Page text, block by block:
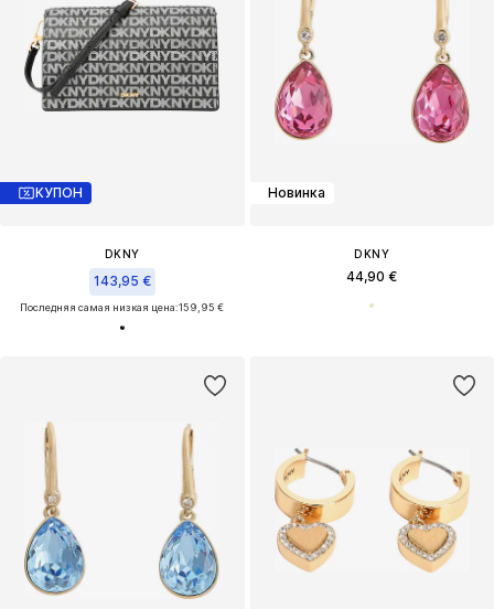
КУПОН
DKNY
143,95 €
Последняя самая низкая цена:159,95 €
Новинка
DKNY
44,90 €